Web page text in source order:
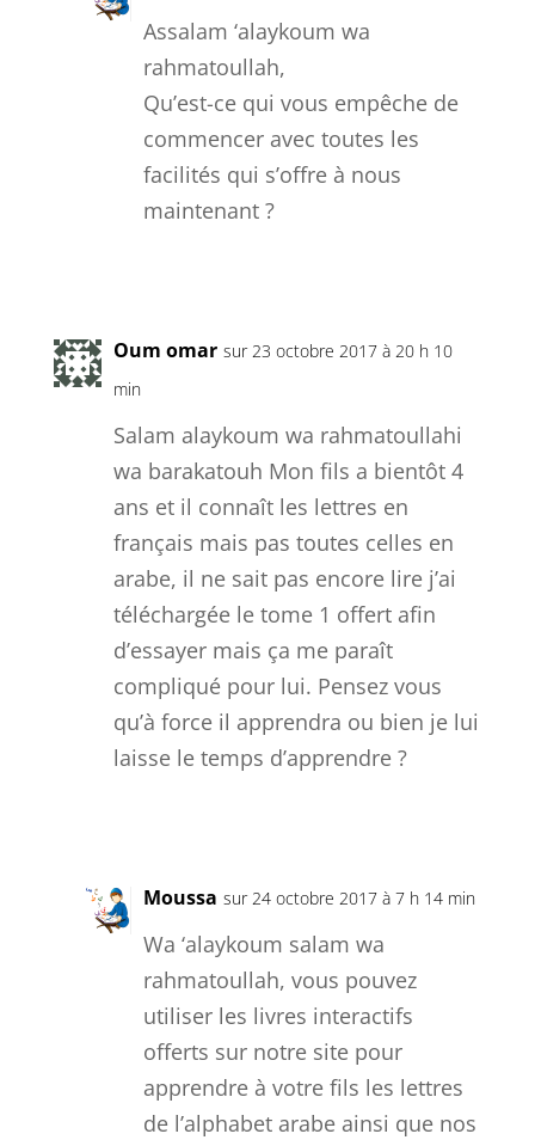
Assalam ‘alaykoum wa
rahmatoullah,
Qu’est-ce qui vous empêche de
commencer avec toutes les
facilités qui s’offre à nous
maintenant ?
Oum omar sur 23 octobre 2017 à 20 h 10
min
Salam alaykoum wa rahmatoullahi
wa barakatouh Mon fils a bientôt 4
ans et il connaît les lettres en
français mais pas toutes celles en
arabe, il ne sait pas encore lire j’ai
téléchargée le tome 1 offert afin
d’essayer mais ça me paraît
compliqué pour lui. Pensez vous
qu’à force il apprendra ou bien je lui
laisse le temps d’apprendre ?
Moussa sur 24 octobre 2017 à 7 h 14 min
Wa ‘alaykoum salam wa
rahmatoullah, vous pouvez
utiliser les livres interactifs
offerts sur notre site pour
apprendre à votre fils les lettres
de l’alphabet arabe ainsi que nos